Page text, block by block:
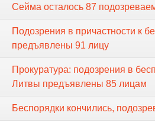
Сейма осталось 87
Подозрения в причастности к
предъявлены 91 лицу
Прокуратура: подозрения в
Литвы предъявлены 85 лицам
Беспорядки кончились,